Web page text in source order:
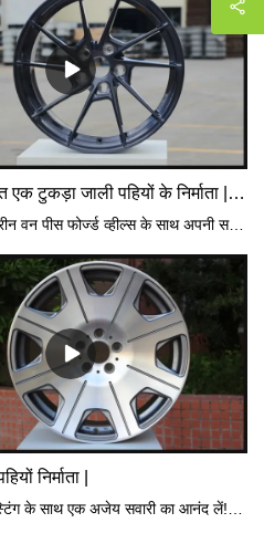
चीन से स्वनिर्धारित एक टुकड़ा जाली पहियों के निर्माता | JWHEEL
JWHEEL के बेहतरीन वन पीस फोर्ज्ड व्हील्स के साथ अपनी सवारी को अगले स्तर पर ले जाएं! बेजोड़ प्रदर्शन, आकर्षक डिज़ाइन और बेहतर शिल्प कौशल का अनुभव करें। ड्राइविंग के प्रति अपने जुनून को प्रज्वलित करें और अपने आप को शक्ति और शैली के एक नए स्तर में डुबो दें। JWHEEL के साथ अपनी सवारी को उन्नत बनाएं और सड़क के रोमांच का आनंद लें!बाजार में समान उत्पादों की तुलना में वन पीस फोर्ज्ड व्हील्स में प्रदर्शन, गुणवत्ता, उपस्थिति आदि के मामले में अतुलनीय उत्कृष्ट फायदे हैं, और बाजार में अच्छी प्रतिष्ठा प्राप्त है। JWHEEL पिछले उत्पादों के दोषों का सारांश देता है, और उन्हें लगातार सुधारता है . वन पीस फोर्ज्ड व्हील्स की विशिष्टताओं को आपकी आवश्यकताओं के अनुसार अनुकूलित किया जा सकता है।
निर्माता |
🔥 अत्याधुनिक कास्टिंग के साथ एक अजेय सवारी का आनंद लें! 🚀 अपने पहियों को शीर्ष स्तरीय कास्ट के साथ एक बिल्कुल नए स्तर पर चढ़ने दें जो बेजोड़ प्रदर्शन और आश्चर्यजनक सटीकता की गारंटी देता है! 🌟 आज क्रांति को गले लगाओ और शक्ति और गति की एक महाकाव्य यात्रा को अपनाओ! 💥 #अपनी सवारी में क्रांति लाएं #अपने पहियों को अपग्रेड करें